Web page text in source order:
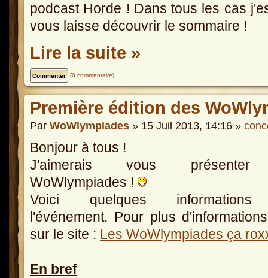
podcast Horde ! Dans tous les cas
vous laisse découvrir le sommaire !
Lire la suite »
(0 commentaire)
Première édition des
Par WoWlympiades » 15 Juil 2013, 14:16 »
Bonjour à tous !
J'aimerais vous
WoWlympiades !
Voici quelques
l'événement. Pour plus
sur le site : Les WoWlympiades ça
En bref